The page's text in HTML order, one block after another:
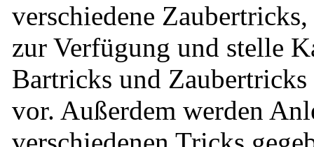
verschiedene
zur Verfügung und stelle
Bartricks und
vor. Außerdem werden